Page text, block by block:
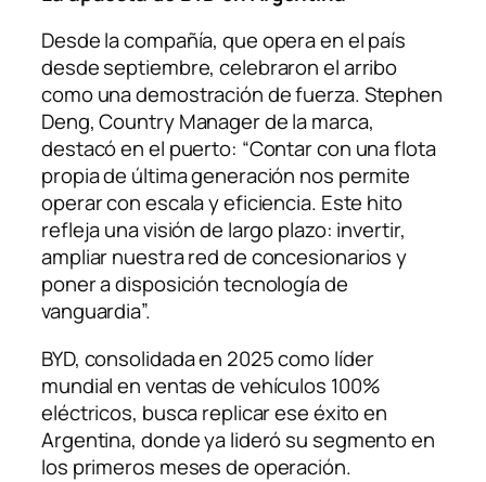
Desde la compañía, que opera en el país
desde septiembre, celebraron el arribo
como una demostración de fuerza. Stephen
Deng, Country Manager de la marca,
destacó en el puerto: “Contar con una flota
propia de última generación nos permite
operar con escala y eficiencia. Este hito
refleja una visión de largo plazo: invertir,
ampliar nuestra red de concesionarios y
poner a disposición tecnología de
vanguardia”.
BYD, consolidada en 2025 como líder
mundial en ventas de vehículos 100%
eléctricos, busca replicar ese éxito en
Argentina, donde ya lideró su segmento en
los primeros meses de operación.